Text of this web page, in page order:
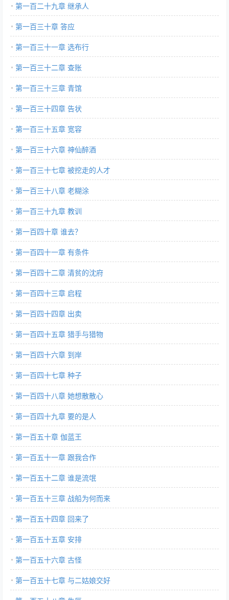
第一百二十九章 继承人
第一百三十章 答应
第一百三十一章 选布行
第一百三十二章 查账
第一百三十三章 青馆
第一百三十四章 告状
第一百三十五章 宽容
第一百三十六章 神仙醉酒
第一百三十七章 被挖走的人才
第一百三十八章 老糊涂
第一百三十九章 教训
第一百四十章 谁去？
第一百四十一章 有条件
第一百四十二章 清贫的沈府
第一百四十三章 启程
第一百四十四章 出卖
第一百四十五章 猎手与猎物
第一百四十六章 到岸
第一百四十七章 种子
第一百四十八章 她想散散心
第一百四十九章 要的是人
第一百五十章 伽蓝王
第一百五十一章 跟我合作
第一百五十二章 谁是流氓
第一百五十三章 战船为何而来
第一百五十四章 回来了
第一百五十五章 安排
第一百五十六章 古怪
第一百五十七章 与二姑娘交好